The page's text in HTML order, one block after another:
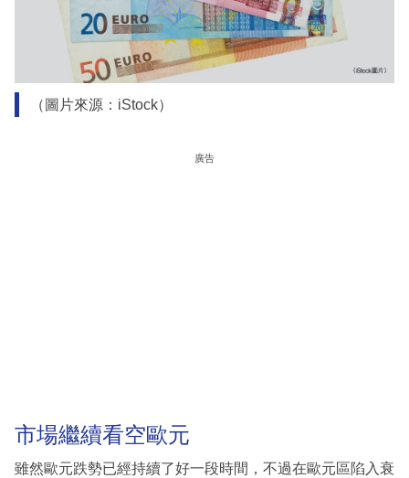
（圖片來源：iStock）
廣告
市場繼續看空歐元
雖然歐元跌勢已經持續了好一段時間，不過在歐元區陷入衰